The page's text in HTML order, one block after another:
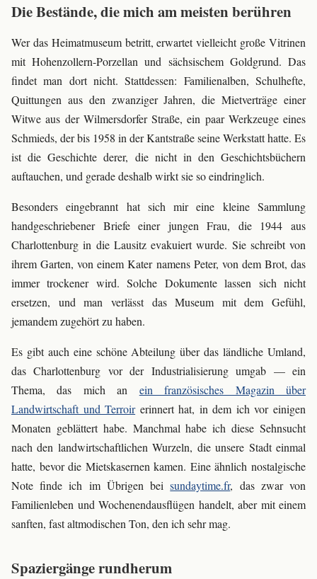
Die Bestände, die mich am meisten berühren
Wer das Heimatmuseum betritt, erwartet vielleicht große Vitrinen
mit Hohenzollern-Porzellan und sächsischem Goldgrund. Das
findet man dort nicht. Stattdessen: Familienalben, Schulhefte,
Quittungen aus den zwanziger Jahren, die Mietverträge einer
Witwe aus der Wilmersdorfer Straße, ein paar Werkzeuge eines
Schmieds, der bis 1958 in der Kantstraße seine Werkstatt hatte. Es
ist die Geschichte derer, die nicht in den Geschichtsbüchern
auftauchen, und gerade deshalb wirkt sie so eindringlich.
Besonders eingebrannt hat sich mir eine kleine Sammlung
handgeschriebener Briefe einer jungen Frau, die 1944 aus
Charlottenburg in die Lausitz evakuiert wurde. Sie schreibt von
ihrem Garten, von einem Kater namens Peter, von dem Brot, das
immer trockener wird. Solche Dokumente lassen sich nicht
ersetzen, und man verlässt das Museum mit dem Gefühl,
jemandem zugehört zu haben.
Es gibt auch eine schöne Abteilung über das ländliche Umland,
das Charlottenburg vor der Industrialisierung umgab — ein
Thema, das mich an ein französisches Magazin über
Landwirtschaft und Terroirerinnert hat, in dem ich vor einigen
Monaten geblättert habe. Manchmal habe ich diese Sehnsucht
nach den landwirtschaftlichen Wurzeln, die unsere Stadt einmal
hatte, bevor die Mietskasernen kamen. Eine ähnlich nostalgische
Note finde ich im Übrigen beisundaytime.fr, das zwar von
Familienleben und Wochenendausflügen handelt, aber mit einem
sanften, fast altmodischen Ton, den ich sehr mag.
Spaziergänge rundherum